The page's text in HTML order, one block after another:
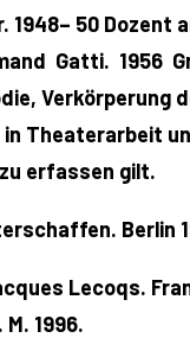
1948– 50
Gatti. 1956
Verkörperung
Theaterarbeit
erfassen gilt.
Berlin
Lecoqs.
1996.